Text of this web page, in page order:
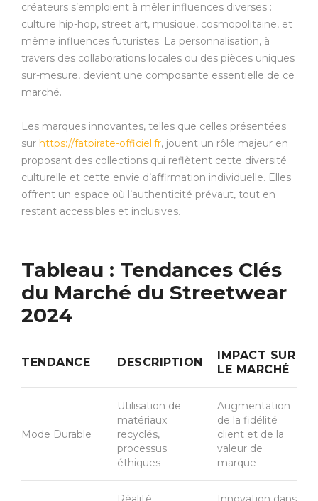
créateurs s’emploient à mêler influences diverses :
culture hip-hop, street art, musique, cosmopolitaine, et
même influences futuristes. La personnalisation, à
travers des collaborations locales ou des pièces uniques
sur-mesure, devient une composante essentielle de ce
marché.
Les marques innovantes, telles que celles présentées
sur https://fatpirate-officiel.fr, jouent un rôle majeur en
proposant des collections qui reflètent cette diversité
culturelle et cette envie d’affirmation individuelle. Elles
offrent un espace où l’authenticité prévaut, tout en
restant accessibles et inclusives.
Tableau : Tendances Clés
du Marché du Streetwear
2024
TENDANCE DESCRIPTION
IMPACT SUR
LE MARCHÉ
Mode Durable
Utilisation de
matériaux
recyclés,
processus
éthiques
Augmentation
de la fidélité
client et de la
valeur de
marque